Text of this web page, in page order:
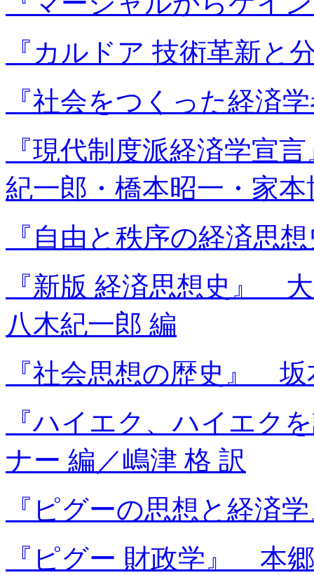
『カルドア 技術革新
『社会をつくった経済
『現代制度派経済学宣
紀一郎・橋本昭一・家
『自由と秩序の経済思
『新版 経済思想史』
八木紀一郎 編
『社会思想の歴史』 坂
『ハイエク、ハイエク
ナー 編／嶋津 格 訳
『ピグーの思想と経済
『ピグー 財政学』 本